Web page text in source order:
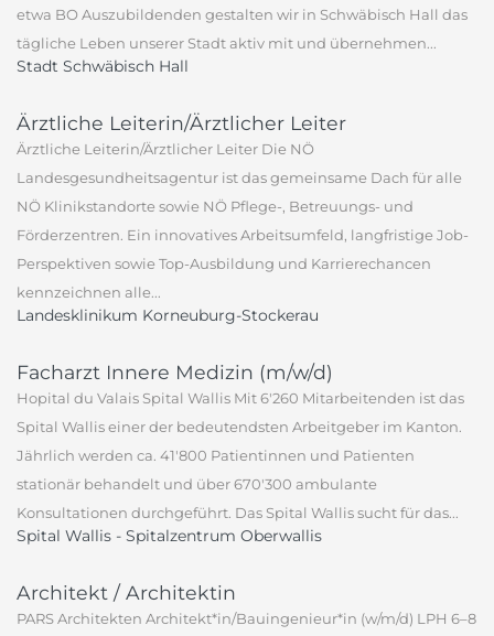
etwa BO Auszubildenden gestalten wir in Schwäbisch Hall das
tägliche Leben unserer Stadt aktiv mit und übernehmen...
Stadt Schwäbisch Hall
Ärztliche Leiterin/Ärztlicher Leiter
Ärztliche Leiterin/Ärztlicher Leiter Die NÖ
Landesgesundheitsagentur ist das gemeinsame Dach für alle
NÖ Klinikstandorte sowie NÖ Pflege-, Betreuungs- und
Förderzentren. Ein innovatives Arbeitsumfeld, langfristige Job-
Perspektiven sowie Top-Ausbildung und Karrierechancen
kennzeichnen alle...
Landesklinikum Korneuburg-Stockerau
Facharzt Innere Medizin (m/w/d)
Hopital du Valais Spital Wallis Mit 6'260 Mitarbeitenden ist das
Spital Wallis einer der bedeutendsten Arbeitgeber im Kanton.
Jährlich werden ca. 41'800 Patientinnen und Patienten
stationär behandelt und über 670'300 ambulante
Konsultationen durchgeführt. Das Spital Wallis sucht für das...
Spital Wallis - Spitalzentrum Oberwallis
Architekt / Architektin
PARS Architekten Architekt*in/Bauingenieur*in (w/m/d) LPH 6–8